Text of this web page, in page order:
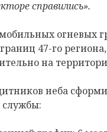
справились».
огневых
47-го
на
неба
службы: